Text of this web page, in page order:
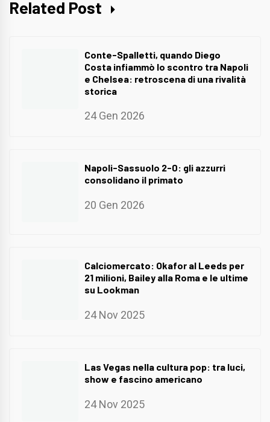
Related Post
Conte-Spalletti, quando Diego
Costa infiammò lo scontro tra Napoli
e Chelsea: retroscena di una rivalità
storica
24 Gen 2026
Napoli-Sassuolo 2-0: gli azzurri
consolidano il primato
20 Gen 2026
Calciomercato: Okafor al Leeds per
21 milioni, Bailey alla Roma e le ultime
su Lookman
24 Nov 2025
Las Vegas nella cultura pop: tra luci,
show e fascino americano
24 Nov 2025